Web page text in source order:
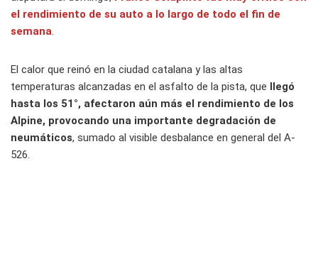
el rendimiento de su auto a lo largo de todo el fin de
semana.
El calor que reinó en la ciudad catalana y las altas
temperaturas alcanzadas en el asfalto de la pista, que llegó
hasta los 51°, afectaron aún más el rendimiento de los
Alpine, provocando una importante degradación de
neumáticos, sumado al visible desbalance en general del A-
526.